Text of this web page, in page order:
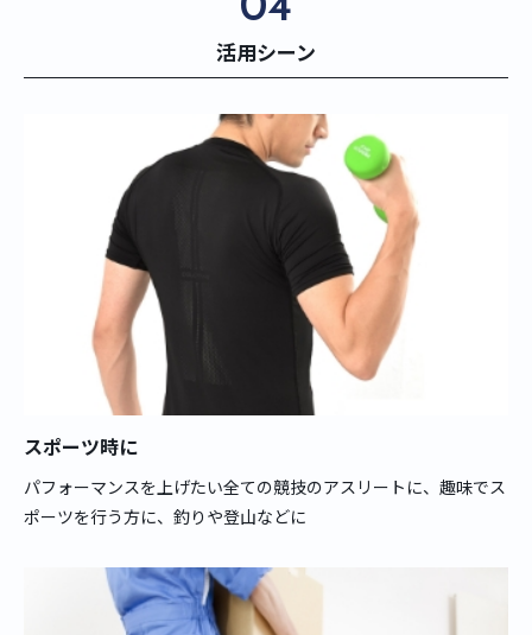
活用シーン
スポーツ時に
パフォーマンスを上げたい全ての競技のアスリートに、趣味でス
ポーツを行う方に、釣りや登山などに